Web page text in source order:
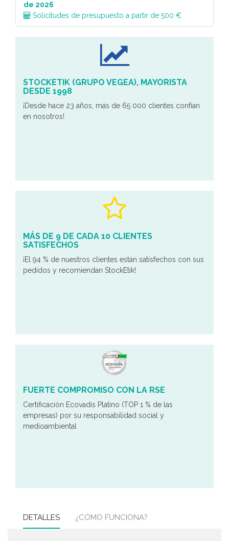
de 2026
Solicitudes de presupuesto a partir de 500 €
STOCKETIK (GRUPO VEGEA), MAYORISTA
DESDE 1998
¡Desde hace 23 años, más de 65 000 clientes confían
en nosotros!
MÁS DE 9 DE CADA 10 CLIENTES
SATISFECHOS
¡El 94 % de nuestros clientes están satisfechos con sus
pedidos y recomiendan StockEtik!
FUERTE COMPROMISO CON LA RSE
Certificación Ecovadis Platino (TOP 1 % de las
empresas) por su responsabilidad social y
medioambiental
DETALLES ¿CÓMO FUNCIONA?